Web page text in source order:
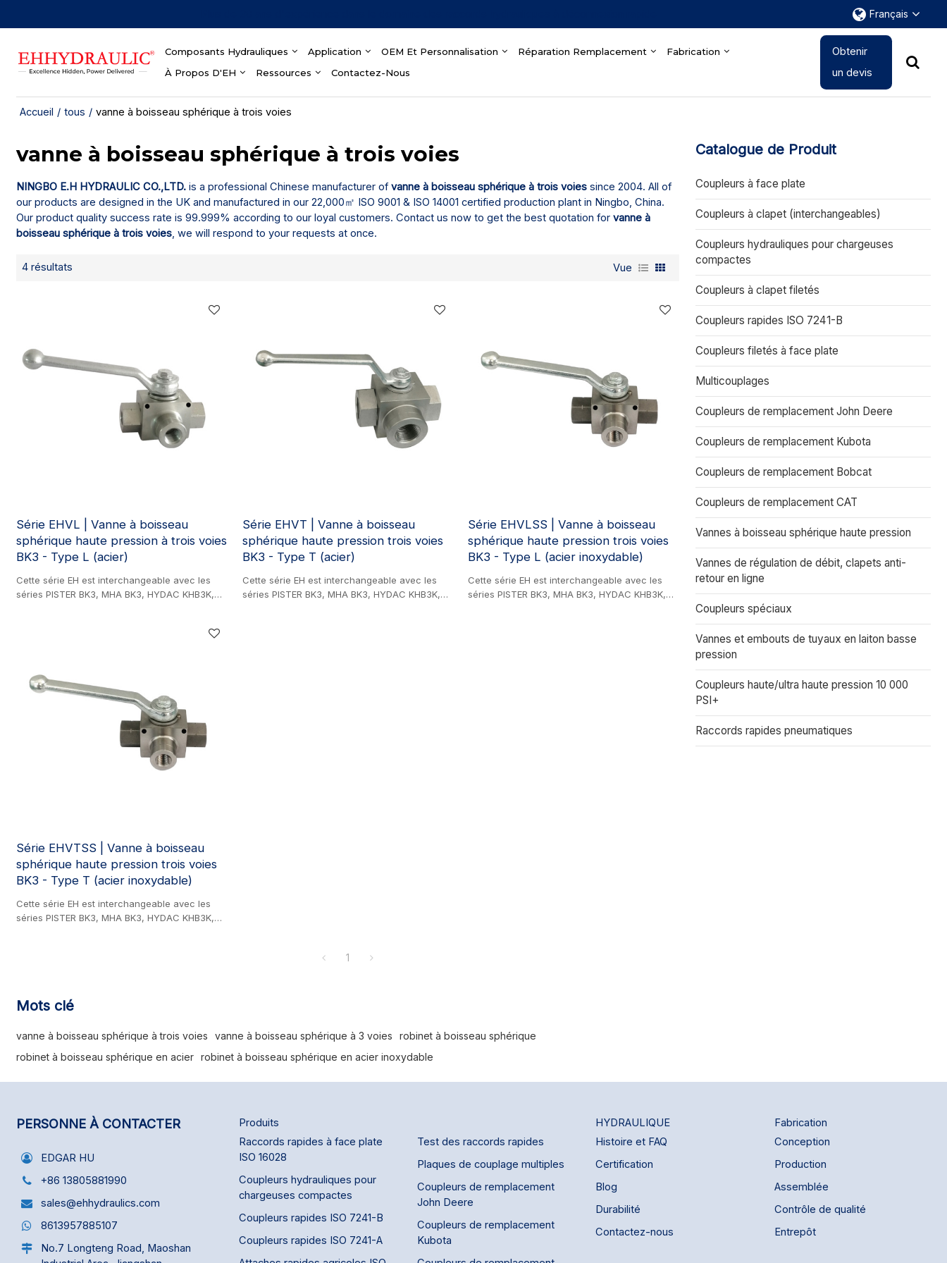
Français
Composants Hydrauliques Application OEM Et Personnalisation Réparation Remplacement
Fabrication
À Propos D'EH
Ressources Contactez-Nous
Obtenir
un devis
Accueil / tous / vanne à boisseau sphérique à trois voies
vanne à boisseau sphérique à trois voies
NINGBO E.H HYDRAULIC CO.,LTD. is a professional Chinese manufacturer ofvanne à boisseau sphérique à trois voies since 2004. All of
our products are designed in the UK and manufactured in our 22,000㎡ ISO 9001 & ISO 14001 certified production plant in Ningbo, China.
Our product quality success rate is 99.999% according to our loyal customers. Contact us now to get the best quotation forvanne à
boisseau sphérique à trois voies, we will respond to your requests at once.
4 résultats Vue
Série EHVL | Vanne à boisseau
sphérique haute pression à trois voies
BK3 - Type L (acier)
Cette série EH est interchangeable avec les
séries PISTER BK3, MHA BK3, HYDAC KHB3K,
pression trois voies de type L (acier), utilisé
hydraulique, le génie minier et l'industrie de la
peinture.
Série EHVT | Vanne à boisseau
sphérique haute pression trois voies
BK3 - Type T (acier)
Cette série EH est interchangeable avec les
séries PISTER BK3, MHA BK3, HYDAC KHB3K,
Série EHVLSS | Vanne à boisseau
sphérique haute pression trois voies
BK3 - Type L (acier inoxydable)
Cette série EH est interchangeable avec les
séries PISTER BK3, MHA BK3, HYDAC KHB3K,
Série EHVTSS | Vanne à boisseau
sphérique haute pression trois voies
BK3 - Type T (acier inoxydable)
Cette série EH est interchangeable avec les
séries PISTER BK3, MHA BK3, HYDAC KHB3K,
agricoles, l'ingénierie hydraulique, l'ingénierie
1
Mots clé
vanne à boisseau sphérique à trois voies vanne à boisseau sphérique à 3 voies
robinet à boisseau sphérique
robinet à boisseau sphérique en acier
robinet à boisseau sphérique en acier inoxydable
Catalogue de Produit
Coupleurs à face plate
Coupleurs à clapet (interchangeables)
Coupleurs hydrauliques pour chargeuses
compactes
Coupleurs à clapet filetés
Coupleurs rapides ISO 7241-B
Coupleurs filetés à face plate
Multicouplages
Coupleurs de remplacement John Deere
Coupleurs de remplacement Kubota
Coupleurs de remplacement Bobcat
Coupleurs de remplacement CAT
Vannes à boisseau sphérique haute pression
Vannes de régulation de débit, clapets anti-
retour en ligne
Coupleurs spéciaux
Vannes et embouts de tuyaux en laiton basse
pression
Coupleurs haute/ultra haute pression 10 000
PSI+
Raccords rapides pneumatiques
PERSONNE À CONTACTER
EDGAR HU
+86 13805881990
sales@ehhydraulics.com
8613957885107
No.7 Longteng Road, Maoshan
Produits
Raccords rapides à face plate
ISO 16028
Coupleurs hydrauliques pour
chargeuses compactes
Coupleurs rapides ISO 7241-B
Coupleurs rapides ISO 7241-A
Test des raccords rapides
Plaques de couplage multiples
Coupleurs de remplacement
John Deere
Coupleurs de remplacement
Kubota
HYDRAULIQUE
Histoire et FAQ
Certification
Blog
Durabilité
Contactez-nous
Fabrication
Conception
Production
Assemblée
Contrôle de qualité
Entrepôt